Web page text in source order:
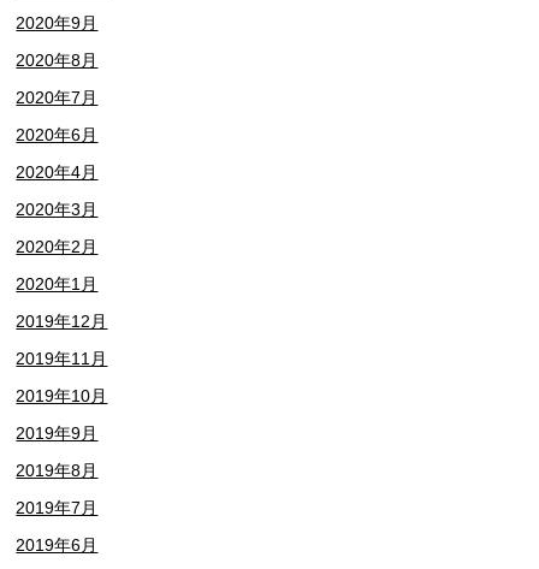
2020年9月
2020年8月
2020年7月
2020年6月
2020年4月
2020年3月
2020年2月
2020年1月
2019年12月
2019年11月
2019年10月
2019年9月
2019年8月
2019年7月
2019年6月